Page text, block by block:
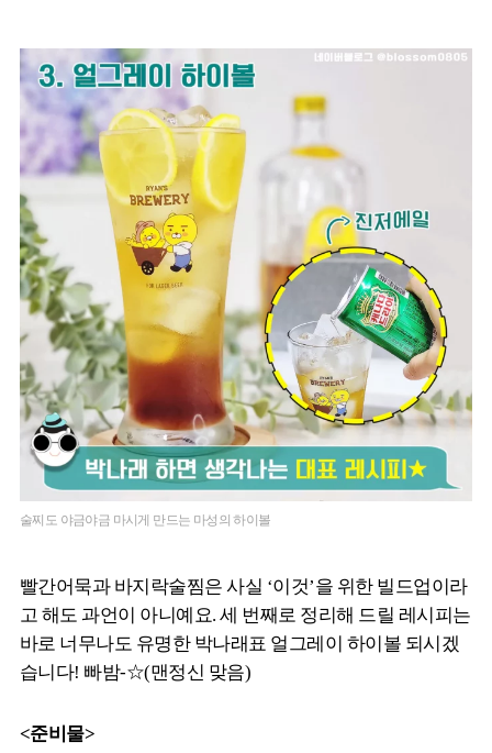
술찌도 야금야금 마시게 만드는 마성의 하이볼
빨간어묵과 바지락술찜은 사실 ‘이것’을 위한 빌드업이라
고 해도 과언이 아니예요. 세 번째로 정리해 드릴 레시피는
바로 너무나도 유명한 박나래표 얼그레이 하이볼 되시겠
습니다! 빠밤-☆(맨정신 맞음)
<준비물>